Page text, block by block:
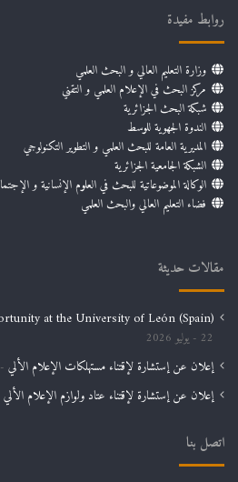
روابط مفيدة
وزارة التعليم العالي و البحث العلمي
مركز البحث في الإعلام العلمي و التقني
شبكة البحث الجزائرية
الندوة الجهوية للوسط
المديرية العامة للبحث العلمي و التطوير التكنولوجي
الشبكة الجامعية الجزائرية
الوكالة الموضوعاتية للبحث في العلوم الإنسانية و
فضاء التعليم العالي والبحث العلمي
مقالات حديثة
at the University of León (Spain)
22 يوليو 2026
إعلان عن إستشارة لإقتناء مستهلكات الإعلام الألي
إعلان عن إستشارة لإقتناء عتاد ولوازم الإعلام الألي
اتصل بنا